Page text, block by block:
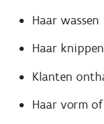
Haar wassen
Haar knippen
Klanten
Haar vorm